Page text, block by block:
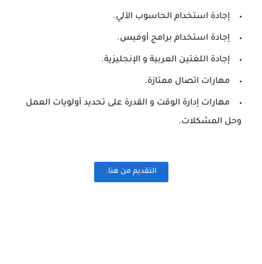
إجادة استخدام الحاسوب الآلي.
إجادة استخدام برامج أوفيس.
إجادة اللغتين العربية و الإنجليزية.
مهارات اتصال ممتازة.
مهارات إدارة الوقت و القدرة على تحديد أولويات العمل
وحل المشكلات.
التقديم من هنا.